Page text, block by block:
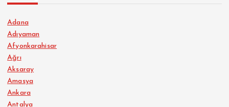
Adana
Adıyaman
Afyonkarahisar
Ağrı
Aksaray
Amasya
Ankara
Antalya